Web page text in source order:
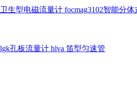
卫生型电磁流量计 focmag3102智能分
孔板流量计 hlva 笛型匀速管